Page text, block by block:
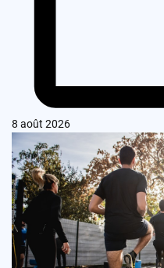
8 août 2026